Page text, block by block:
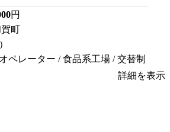
円
町
ペレーター / 食品系工場 / 交替制
詳細を表示